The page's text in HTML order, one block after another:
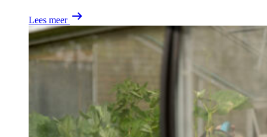
Lees meer